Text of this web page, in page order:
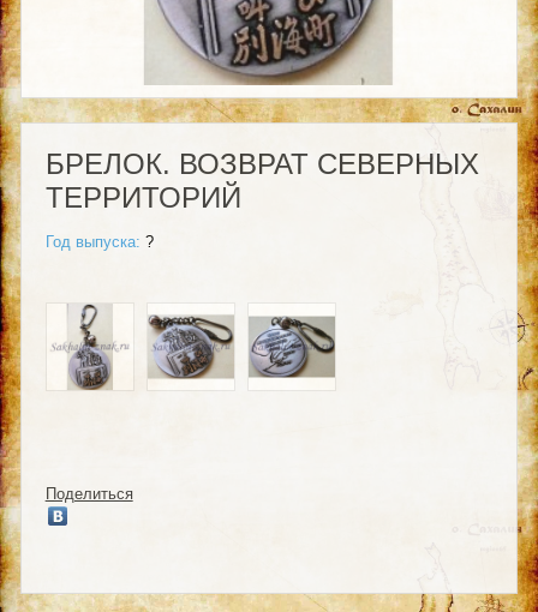
БРЕЛОК. ВОЗВРАТ СЕВЕРНЫХ
ТЕРРИТОРИЙ
Год выпуска: ?
Поделиться